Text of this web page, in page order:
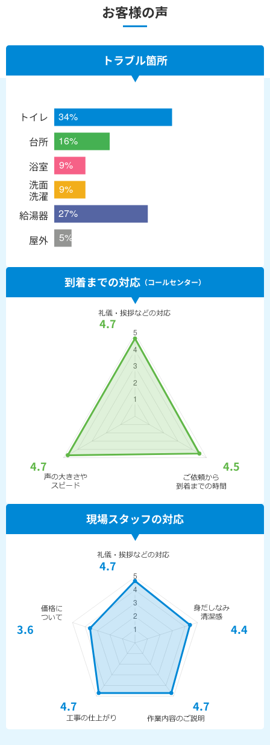
お客様の声
トラブル箇所
トイレ
台所
浴室
洗面
洗濯
給湯器
屋外
到着までの対応 （コールセンター）
4.7
4.7 4.5
現場スタッフの対応
4.7
4.4
4.7
4.7
3.6